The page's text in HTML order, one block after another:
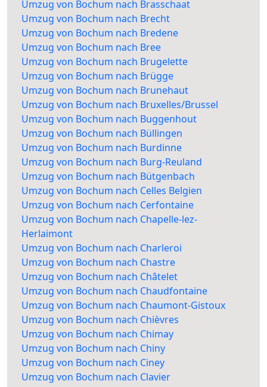
Umzug von Bochum nach Brasschaat
Umzug von Bochum nach Brecht
Umzug von Bochum nach Bredene
Umzug von Bochum nach Bree
Umzug von Bochum nach Brugelette
Umzug von Bochum nach Brügge
Umzug von Bochum nach Brunehaut
Umzug von Bochum nach Bruxelles/Brussel
Umzug von Bochum nach Buggenhout
Umzug von Bochum nach Büllingen
Umzug von Bochum nach Burdinne
Umzug von Bochum nach Burg-Reuland
Umzug von Bochum nach Bütgenbach
Umzug von Bochum nach Celles Belgien
Umzug von Bochum nach Cerfontaine
Umzug von Bochum nach Chapelle-lez-
Herlaimont
Umzug von Bochum nach Charleroi
Umzug von Bochum nach Chastre
Umzug von Bochum nach Châtelet
Umzug von Bochum nach Chaudfontaine
Umzug von Bochum nach Chaumont-Gistoux
Umzug von Bochum nach Chièvres
Umzug von Bochum nach Chimay
Umzug von Bochum nach Chiny
Umzug von Bochum nach Ciney
Umzug von Bochum nach Clavier